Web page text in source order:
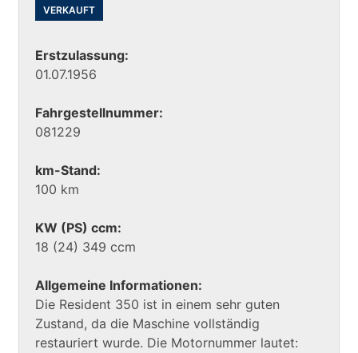
VERKAUFT
Erstzulassung:
01.07.1956
Fahrgestellnummer:
081229
km-Stand:
100 km
KW (PS) ccm:
18 (24) 349 ccm
Allgemeine Informationen:
Die Resident 350 ist in einem sehr guten
Zustand, da die Maschine vollständig
restauriert wurde. Die Motornummer lautet: